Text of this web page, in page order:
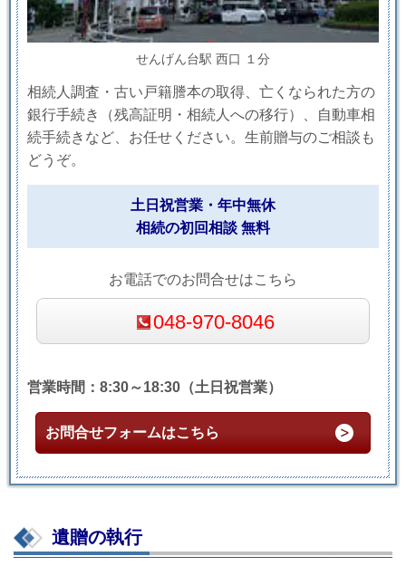
せんげん台駅 西口 １分
相続人調査・古い戸籍謄本の取得、亡くなられた方の
銀行手続き（残高証明・相続人への移行）、自動車相
続手続きなど、お任せください。生前贈与のご相談も
どうぞ。
土日祝営業・年中無休
相続の初回相談 無料
お電話でのお問合せはこちら
048-970-8046
営業時間：8:30～18:30（土日祝営業）
お問合せフォームはこちら
遺贈の執行